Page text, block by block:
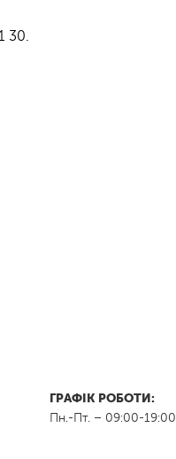
30.
ГРАФІК РОБОТИ:
Пн.-Пт. – 09:00-19:00